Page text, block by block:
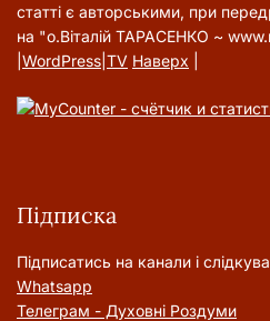
статті є авторськими, при
на "о.Віталій ТАРАСЕНКО ~
WordPress TV Наверх
Підписка
Підписатись на канали і
Whatsapp
Телеграм - Духовні Роздуми